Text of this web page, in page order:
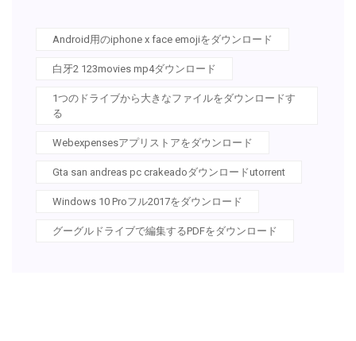
Android用のiphone x face emojiをダウンロード
白牙2 123movies mp4ダウンロード
1つのドライブから大きなファイルをダウンロードす
る
Webexpensesアプリストアをダウンロード
Gta san andreas pc crakeadoダウンロードutorrent
Windows 10 Proフル2017をダウンロード
グーグルドライブで編集するPDFをダウンロード